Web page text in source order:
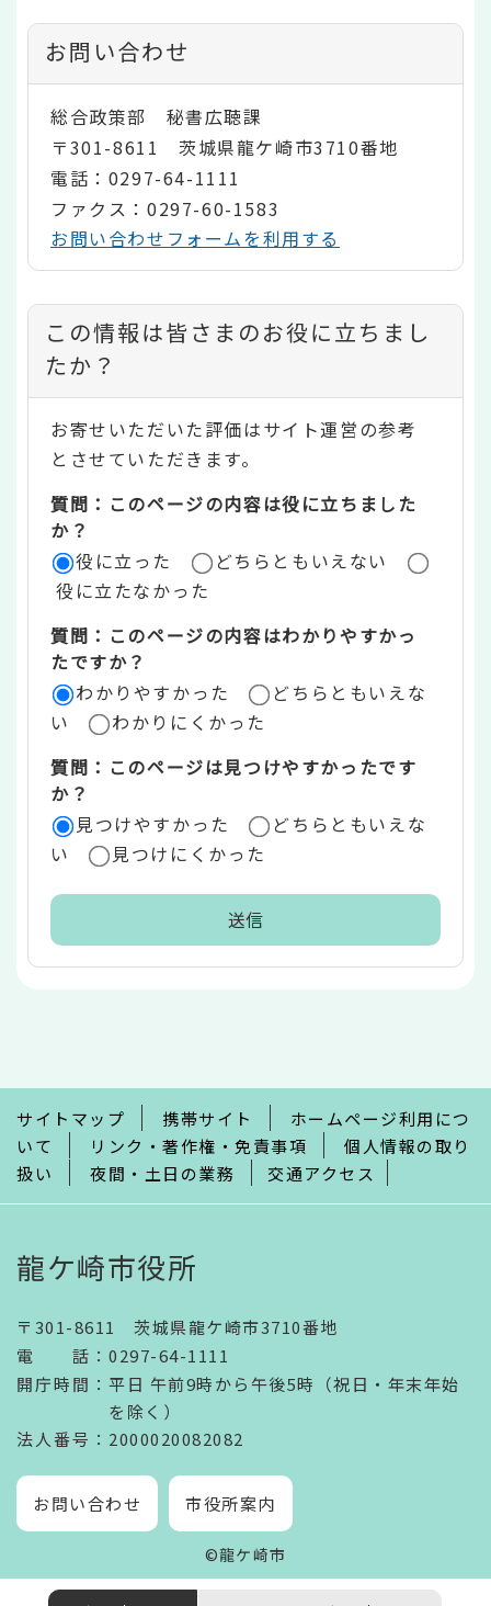
お問い合わせ
総合政策部 秘書広聴課
〒301-8611 茨城県龍ケ崎市3710番地
電話：0297-64-1111
ファクス：0297-60-1583
お問い合わせフォームを利用する
コ
ン
テ
ン
ツ
評
価
リ
ア
この情報は皆さまのお役に立ちまし
たか？
お寄せいただいた評価はサイト運営の参考
とさせていただきます。
質問：このページの内容は役に立ちました
か？
役に立った
どちらともいえない
役に立たなかった
質問：このページの内容はわかりやすかっ
たですか？
わかりやすかった
どちらともいえな
い
わかりにくかった
質問：このページは見つけやすかったです
か？
見つけやすかった
どちらともいえな
い
見つけにくかった
で
サイトマップ 携帯サイト
ホームページ利用につ
いて
リンク・著作権・免責事項
個人情報の取り
扱い
夜間・土日の業務 交通アクセス
龍ケ崎市役所
〒301-8611 茨城県龍ケ崎市3710番地
電話 ： 0297-64-1111
開庁時間 ： 平日 午前9時から午後5時（祝日・年末年始
を除く）
法人番号 ：2000020082082
お問い合わせ 市役所案内
©龍ケ崎市